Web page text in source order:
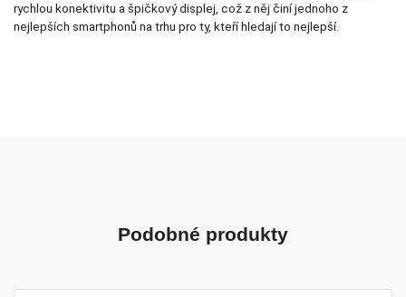
rychlou konektivitu a špičkový displej, což z něj činí jednoho z
nejlepších smartphonů na trhu pro ty, kteří hledají to nejlepší.
Podobné produkty